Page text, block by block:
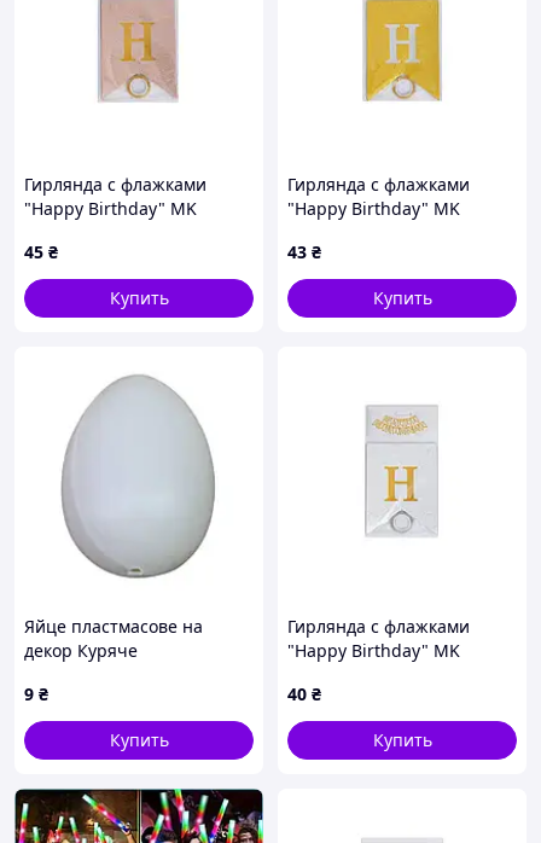
Гирлянда с флажками
"Happy Birthday" MK
45 ₴
Купить
Гирлянда с флажками
"Happy Birthday" MK
43 ₴
Купить
Яйце пластмасове на
декор Куряче
9 ₴
Купить
Гирлянда с флажками
"Happy Birthday" MK
40 ₴
Купить